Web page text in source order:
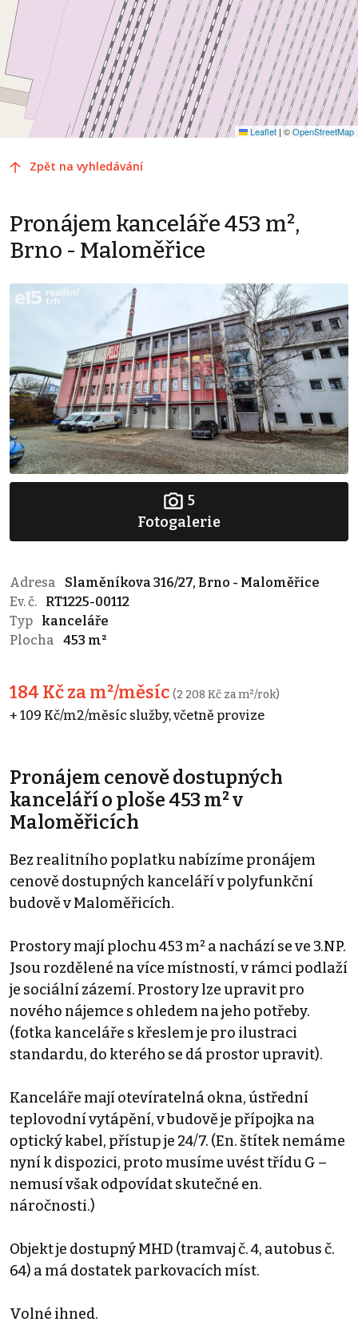
Leaflet | ©OpenStreetMap
Zpět na vyhledávání
Pronájem kanceláře 453 m²,
Brno - Maloměřice
5
Fotogalerie
Adresa
Slaměníkova 316/27, Brno - Maloměřice
Ev. č.
RT1225-00112
Typ
kanceláře
Plocha
453 m²
184 Kč za m²/měsíc (2 208 Kč za m²/rok)
+ 109 Kč/m2/měsíc služby, včetně provize
Pronájem cenově dostupných
kanceláří o ploše 453 m² v
Maloměřicích
Bez realitního poplatku nabízíme pronájem
cenově dostupných kanceláří v polyfunkční
budově v Maloměřicích.
Prostory mají plochu 453 m² a nachází se ve 3.NP.
Jsou rozdělené na více místností, v rámci podlaží
je sociální zázemí. Prostory lze upravit pro
nového nájemce s ohledem na jeho potřeby.
(fotka kanceláře s křeslem je pro ilustraci
standardu, do kterého se dá prostor upravit).
Kanceláře mají otevíratelná okna, ústřední
teplovodní vytápění, v budově je přípojka na
optický kabel, přístup je 24/7. (En. štítek nemáme
nyní k dispozici, proto musíme uvést třídu G –
nemusí však odpovídat skutečné en.
náročnosti.)
Objekt je dostupný MHD (tramvaj č. 4, autobus č.
64) a má dostatek parkovacích míst.
Volné ihned.